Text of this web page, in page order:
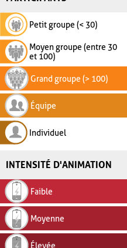
Petit groupe (< 30)
Moyen groupe (entre 30
et 100)
Grand groupe (> 100)
Équipe
Individuel
INTENSITÉ D'ANIMATION
Faible
Moyenne
Élevée